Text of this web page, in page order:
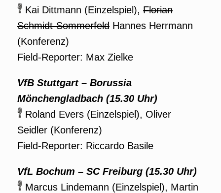
Kai Dittmann (Einzelspiel), Florian
Schmidt-Sommerfeld Hannes Herrmann
(Konferenz)
Field-Reporter: Max Zielke
VfB Stuttgart– Borussia
Mönchengladbach (15.30 Uhr)
Roland Evers (Einzelspiel), Oliver
Seidler (Konferenz)
Field-Reporter: Riccardo Basile
VfL Bochum – SC Freiburg (15.30 Uhr)
Marcus Lindemann (Einzelspiel), Martin